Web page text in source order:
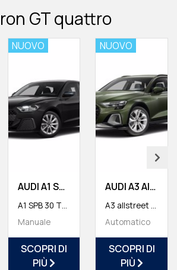
GT quattro
NUOVO
AUDI A1 Sportback
Manuale
SCOPRI DI
PIÙ
NUOVO
AUDI A3 Allstreet
Automatico
SCOPRI DI
PIÙ